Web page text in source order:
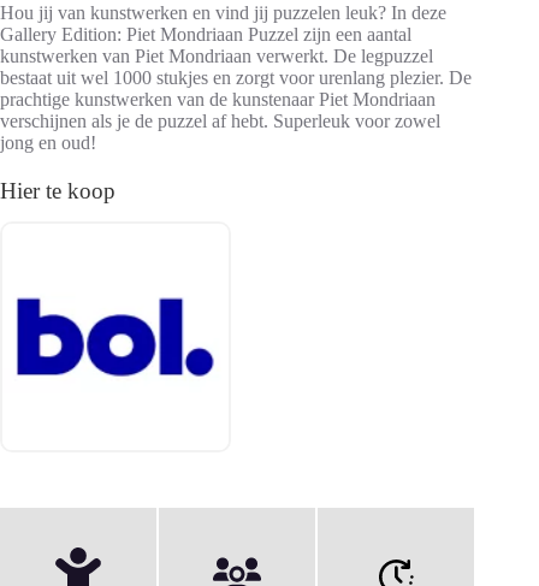
Hou jij van kunstwerken en vind jij puzzelen leuk? In deze
Gallery Edition: Piet Mondriaan Puzzel zijn een aantal
kunstwerken van Piet Mondriaan verwerkt. De legpuzzel
bestaat uit wel 1000 stukjes en zorgt voor urenlang plezier. De
prachtige kunstwerken van de kunstenaar Piet Mondriaan
verschijnen als je de puzzel af hebt. Superleuk voor zowel
jong en oud!
Hier te koop